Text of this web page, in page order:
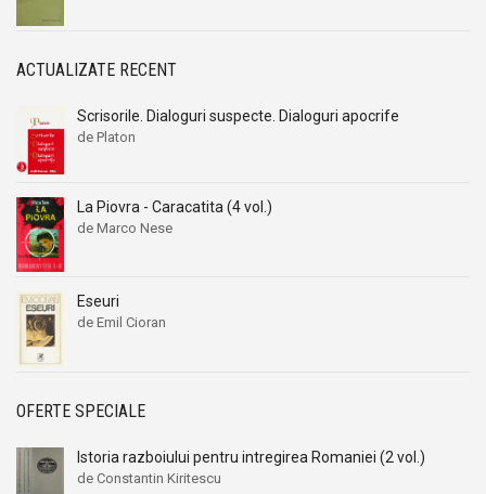
ACTUALIZATE RECENT
Scrisorile. Dialoguri suspecte. Dialoguri apocrife
de Platon
La Piovra - Caracatita (4 vol.)
de Marco Nese
Eseuri
de Emil Cioran
OFERTE SPECIALE
Istoria razboiului pentru intregirea Romaniei (2 vol.)
de Constantin Kiritescu